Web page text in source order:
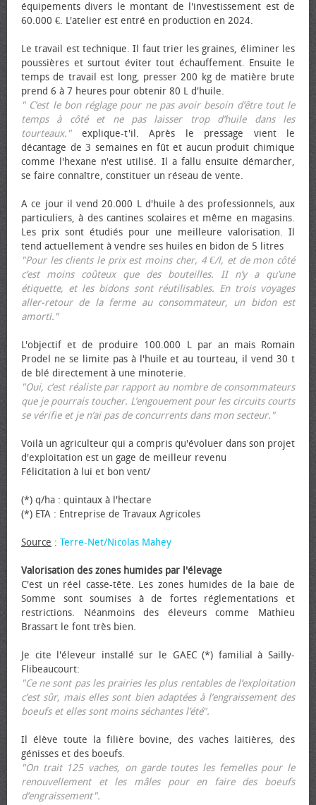
équipements divers le montant de l'investissement est de
60.000 €. L'atelier est entré en production en 2024.
Le travail est technique. Il faut trier les graines, éliminer les
poussières et surtout éviter tout échauffement. Ensuite le
temps de travail est long, presser 200 kg de matière brute
prend 6 à 7 heures pour obtenir 80 L d'huile.
" C’est le bon réglage pour ne pas avoir besoin d’être tout le
temps à côté et ne pas laisser trop d’huile dans les
tourteaux."explique-t'il. Après le pressage vient le
décantage de 3 semaines en fût et aucun produit chimique
comme l'hexane n'est utilisé. Il a fallu ensuite démarcher,
se faire connaître, constituer un réseau de vente.
A ce jour il vend 20.000 L d'huile à des professionnels, aux
particuliers, à des cantines scolaires et même en magasins.
Les prix sont étudiés pour une meilleure valorisation. Il
tend actuellement à vendre ses huiles en bidon de 5 litres
"Pour les clients le prix est moins cher, 4 €/l, et de mon côté
c’est moins coûteux que des bouteilles. II n’y a qu’une
étiquette, et les bidons sont réutilisables. En trois voyages
aller-retour de la ferme au consommateur, un bidon est
amorti."
L'objectif et de produire 100.000 L par an mais Romain
Prodel ne se limite pas à l'huile et au tourteau, il vend 30 t
de blé directement à une minoterie.
"Oui, c’est réaliste par rapport au nombre de consommateurs
que je pourrais toucher. L’engouement pour les circuits courts
se vérifie et je n’ai pas de concurrents dans mon secteur."
Voilà un agriculteur qui a compris qu'évoluer dans son projet
d'exploitation est un gage de meilleur revenu
Félicitation à lui et bon vent/
(*) q/ha : quintaux à l'hectare
(*) ETA : Entreprise de Travaux Agricoles
Source : Terre-Net/Nicolas Mahey
Valorisation des zones humides par l'élevage
C'est un réel casse-tête. Les zones humides de la baie de
Somme sont soumises à de fortes réglementations et
restrictions. Néanmoins des éleveurs comme Mathieu
Brassart le font très bien.
Je cite l'éleveur installé sur le GAEC (*) familial à Sailly-
Flibeaucourt:
"Ce ne sont pas les prairies les plus rentables de l’exploitation
c’est sûr, mais elles sont bien adaptées à l’engraissement des
bœufs et elles sont moins séchantes l’été".
Il élève toute la filière bovine, des vaches laitières, des
génisses et des bœufs.
"On trait 125 vaches, on garde toutes les femelles pour le
renouvellement et les mâles pour en faire des bœufs
d’engraissement".